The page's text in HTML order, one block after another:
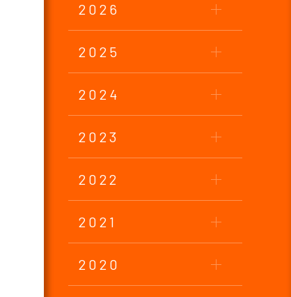
2026
2025
2024
2023
2022
2021
2020